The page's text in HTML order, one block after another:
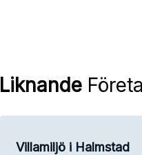
Liknande
Villamiljö i Halmstad